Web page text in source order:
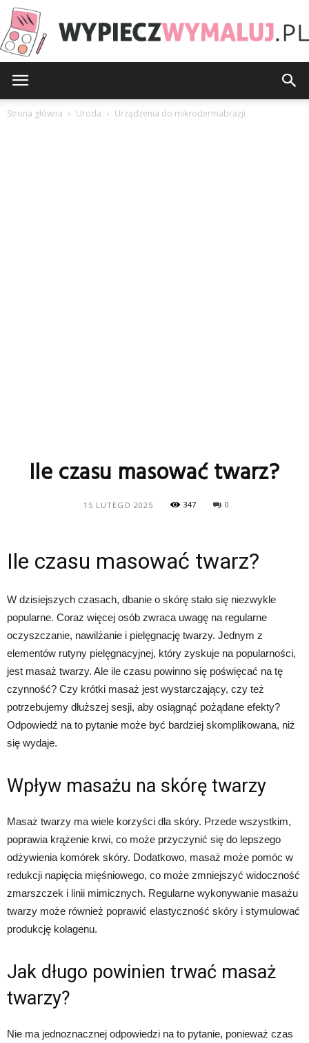
Strona główna Uroda Urządzenia do mikrodermabrazji
Ile czasu masować twarz?
15 LUTEGO 2025 347 0
Ile czasu masować twarz?
W dzisiejszych czasach, dbanie o skórę stało się niezwykle
popularne. Coraz więcej osób zwraca uwagę na regularne
oczyszczanie, nawilżanie i pielęgnację twarzy. Jednym z
elementów rutyny pielęgnacyjnej, który zyskuje na popularności,
jest masaż twarzy. Ale ile czasu powinno się poświęcać na tę
czynność? Czy krótki masaż jest wystarczający, czy też
potrzebujemy dłuższej sesji, aby osiągnąć pożądane efekty?
Odpowiedź na to pytanie może być bardziej skomplikowana, niż
się wydaje.
Wpływ masażu na skórę twarzy
Masaż twarzy ma wiele korzyści dla skóry. Przede wszystkim,
poprawia krążenie krwi, co może przyczynić się do lepszego
odżywienia komórek skóry. Dodatkowo, masaż może pomóc w
redukcji napięcia mięśniowego, co może zmniejszyć widoczność
zmarszczek i linii mimicznych. Regularne wykonywanie masażu
twarzy może również poprawić elastyczność skóry i stymulować
produkcję kolagenu.
Jak długo powinien trwać masaż
twarzy?
Nie ma jednoznacznej odpowiedzi na to pytanie, ponieważ czas